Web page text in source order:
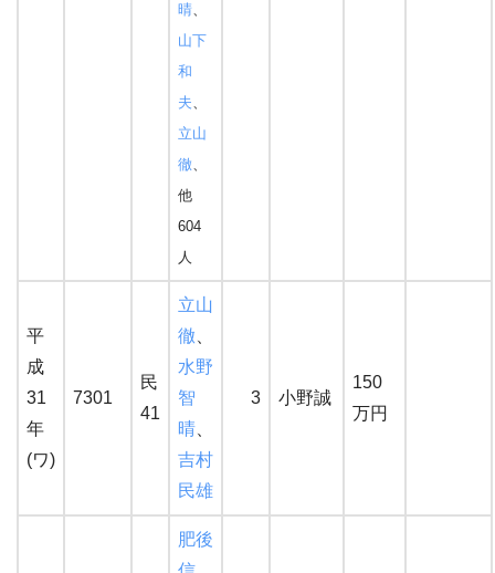
晴、
山下
和
夫、
立山
徹、
他
604
人
平
成
31
年
(ワ)
7301
民
41
立山
徹、
水野
智
晴、
吉村
民雄
3 小野誠
150
万円
肥後